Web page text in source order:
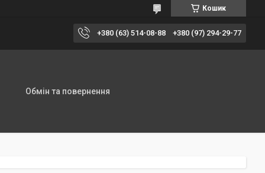
Кошик
+380 (63) 514-08-88 +380 (97) 294-29-77
Обмін та повернення